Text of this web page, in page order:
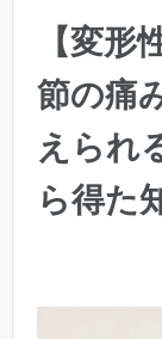
【変形
節の痛
えられ
ら得た